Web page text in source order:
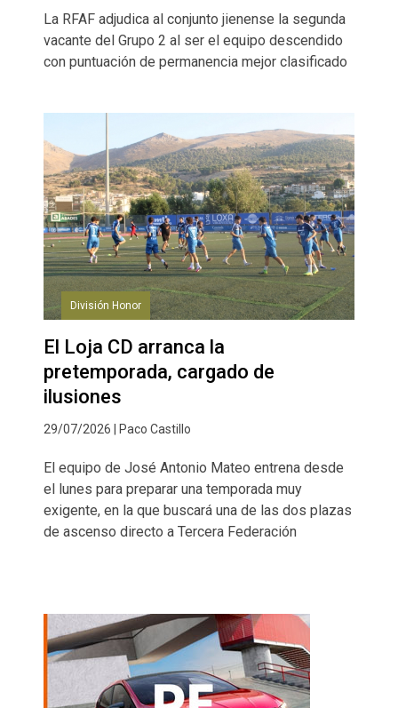
La RFAF adjudica al conjunto jienense la segunda
vacante del Grupo 2 al ser el equipo descendido
con puntuación de permanencia mejor clasificado
División Honor
El Loja CD arranca la
pretemporada, cargado de
ilusiones
29/07/2026 | Paco Castillo
El equipo de José Antonio Mateo entrena desde
el lunes para preparar una temporada muy
exigente, en la que buscará una de las dos plazas
de ascenso directo a Tercera Federación